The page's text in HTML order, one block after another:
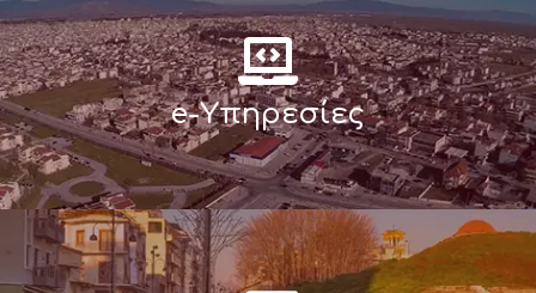
e-Υπηρεσίες